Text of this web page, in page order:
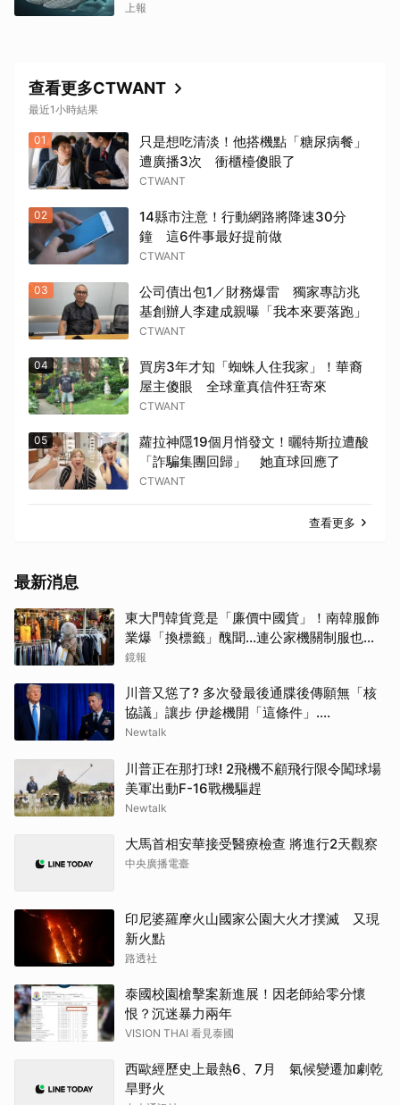
上報
查看更多CTWANT
最近1小時結果
01
只是想吃清淡！他搭機點「糖尿病餐」
遭廣播3次 衝櫃檯傻眼了
CTWANT
02
14縣市注意！行動網路將降速30分
鐘 這6件事最好提前做
CTWANT
03
公司債出包1／財務爆雷 獨家專訪兆
基創辦人李建成親曝「我本來要落跑」
CTWANT
04
買房3年才知「蜘蛛人住我家」！華裔
屋主傻眼 全球童真信件狂寄來
CTWANT
05
蘿拉神隱19個月悄發文！曬特斯拉遭酸
「詐騙集團回歸」 她直球回應了
CTWANT
查看更多
最新消息
東大門韓貨竟是「廉價中國貨」！南韓服飾
業爆「換標籤」醜聞...連公家機關制服也中
標
鏡報
川普又慫了? 多次發最後通牒後傳願無「核
協議」讓步 伊趁機開「這條件」....
Newtalk
川普正在那打球! 2飛機不顧飛行限令闖球場
美軍出動F-16戰機驅趕
Newtalk
大馬首相安華接受醫療檢查 將進行2天觀察
中央廣播電臺
印尼婆羅摩火山國家公園大火才撲滅 又現
新火點
路透社
泰國校園槍擊案新進展！因老師給零分懷
恨？沉迷暴力兩年
VISION THAI 看見泰國
西歐經歷史上最熱6、7月 氣候變遷加劇乾
旱野火